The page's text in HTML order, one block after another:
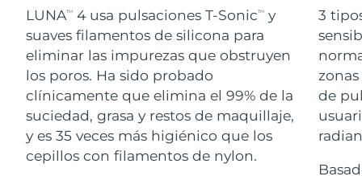
LUNATM 4 usa pulsaciones T-SonicTM
y
suaves filamentos de silicona para
eliminar las impurezas que obstruyen
los poros. Ha sido probado
clínicamente que elimina el 99% de la
suciedad, grasa y restos de maquillaje,
y es 35 veces más higiénico que los
cepillos con filamentos de nylon.
3
de
For healthy hair
18% PAP
Cosméticos Hombres
Comprar todo
Israel Entrega prevista 8/16/26
Italia Entrega prevista 8/12/26
Japón Entrega prevista 8/15/26
Jersey Entrega prevista 8/17/26
8/14/26